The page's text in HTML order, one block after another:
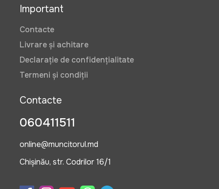
Important
Contacte
Livrare și achitare
Declarație de confidențialitate
Termeni și condiții
Contacte
060411511
online@muncitorul.md
Chișinău, str. Codrilor 16/1